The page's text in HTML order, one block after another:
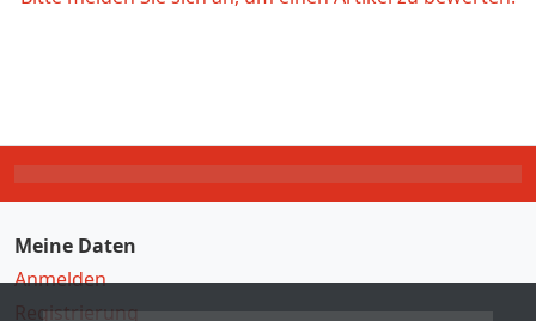
Meine Daten
Anmelden
Registrierung